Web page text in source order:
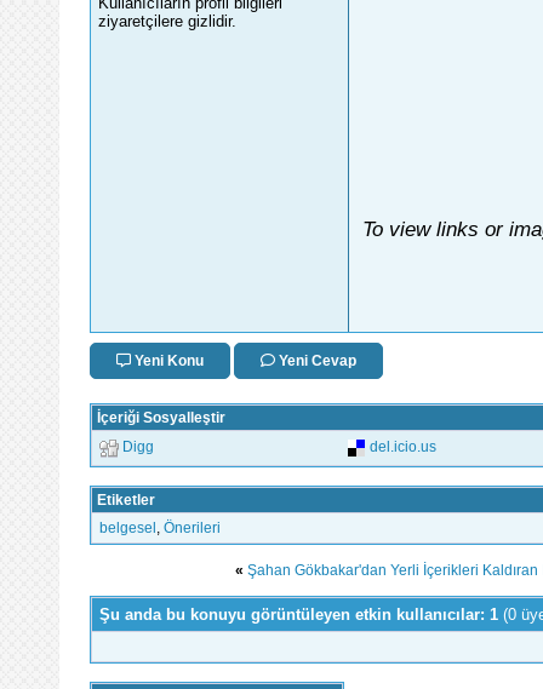
ziyaretçilere gizlidir.
To view links or
Yeni Konu Yeni Cevap
İçeriği Sosyalleştir
Digg del.icio.us
Etiketler
belgesel
Önerileri
« Şahan Gökbakar'dan Yerli İçerikleri Kaldıran
Şu anda bu konuyu görüntüleyen etkin kullanıcılar: 1 (0